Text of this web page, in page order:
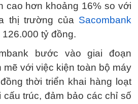
cao hơn khoảng 16% so với
thị trường của Sacombank
tỷ đồng.
bước vào giai đoạn
với việc kiện toàn bộ máy
thời triển khai hàng loạt
cấu trúc, đảm bảo các chỉ số